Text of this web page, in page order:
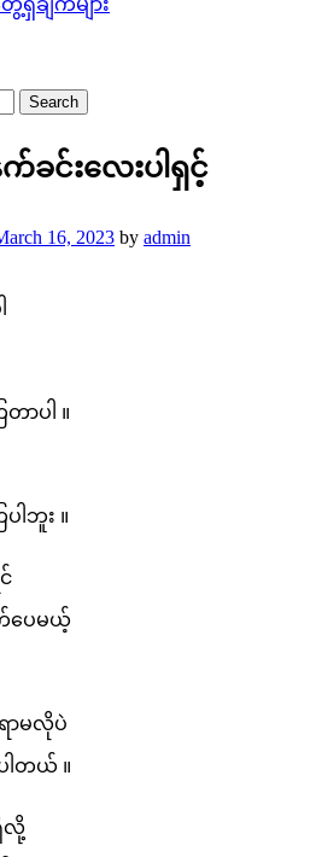
ရှိချက်များ
ခင်းလေးပါရှင့်
16, 2023 by admin
ာပါ ။
ါဘူး ။
ပေမယ့်
ာမလိုပဲ
တယ် ။
လို့